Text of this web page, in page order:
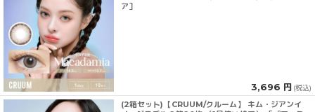
ア］
3,696 円 (税込)
(2箱セット)【CRUUM/クルーム】 キム・ジアンイ